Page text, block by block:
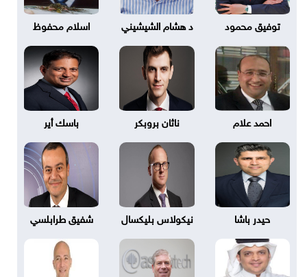
توفيق محمود د هشام الشيشيني اسلام محفوظ
احمد علام ناثان بروبكر باسك أير
حيدر باشا نيكولاس بليكسال شفيق طرابلسي